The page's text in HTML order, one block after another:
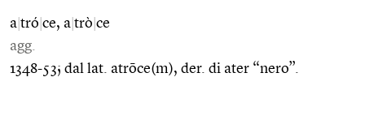
a tró ce, a trò ce
agg.
1348-53; dal lat. atrōce(m), der. di ater “nero”.